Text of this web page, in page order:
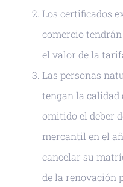
Los certificados
comercio tendrán
el valor de la
Las personas
tengan la calidad
omitido el deber
mercantil en el
cancelar su
de la renovación